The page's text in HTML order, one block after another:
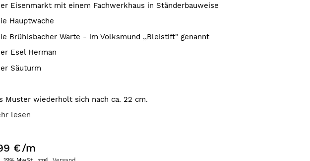
Eisenmarkt mit einem Fachwerkhaus in Ständerbauweise
Hauptwache
Brühlsbacher Warte - im Volksmund ,,Bleistift" genannt
Esel Herman
Säuturm
Muster wiederholt sich nach ca. 22 cm.
lesen
€/m